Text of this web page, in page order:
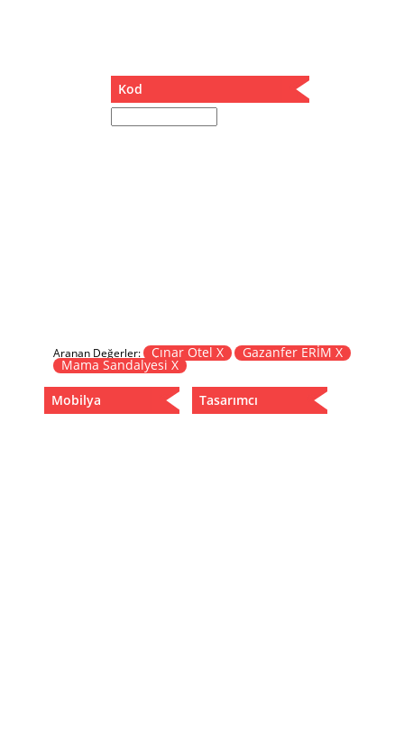
Separatör
Zigon
Kod
Aranan Değerler: Çınar Otel X Gazanfer ERİM X
Mama Sandalyesi X
Mobilya Tasarımcı